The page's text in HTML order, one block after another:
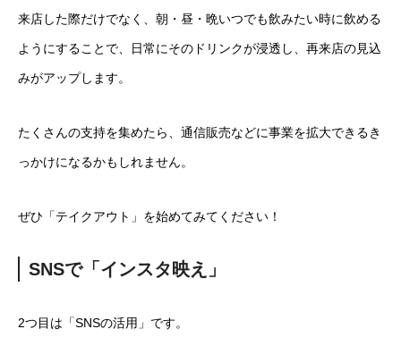
来店した際だけでなく、朝・昼・晩いつでも飲みたい時に飲める
ようにすることで、日常にそのドリンクが浸透し、再来店の見込
みがアップします。
たくさんの支持を集めたら、通信販売などに事業を拡大できるき
っかけになるかもしれません。
ぜひ「テイクアウト」を始めてみてください！
SNSで「インスタ映え」
2つ目は「SNSの活用」です。